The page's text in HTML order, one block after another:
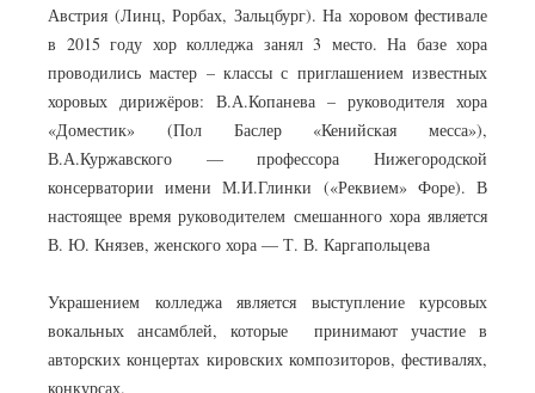
Австрия (Линц, Рорбах, Зальцбург). На хоровом фестивале
в 2015 году хор колледжа занял 3 место. На базе хора
проводились мастер – классы с приглашением известных
хоровых дирижёров: В.А.Копанева – руководителя хора
«Доместик» (Пол Баслер «Кенийская месса»),
В.А.Куржавского — профессора Нижегородской
консерватории имени М.И.Глинки («Реквием» Форе). В
настоящее время руководителем смешанного хора является
В. Ю. Князев, женского хора — Т. В. Каргапольцева
Украшением колледжа является выступление курсовых
вокальных ансамблей, которые принимают участие в
авторских концертах кировских композиторов, фестивалях,
конкурсах.